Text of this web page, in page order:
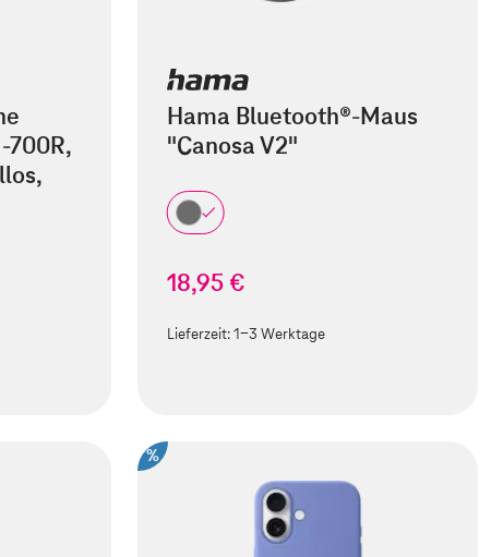
700R,
Hama Bluetooth®-Maus
"Canosa V2"
18,95 €
Lieferzeit:1-3 Werktage
%